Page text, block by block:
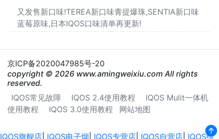
又发售新口味!TEREA新口味青提爆珠,SENTIA新口味
蓝莓原味,日本IQOS口味清单再更新!
京ICP备2020047985号-20
copyright © 2026 www.amingweixiu.com All rights
reserved.
IQOS常见故障
IQOS 2.4使用教程
IQOS Mulit一体机
使用教程
IQOS 3.0使用教程 网站地图
IQOS旗舰店 IQOS电子烟 IQOS专营店 IQOS自营店 IQOS维